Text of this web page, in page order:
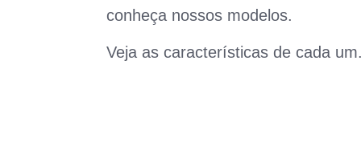
conheça nossos modelos.
Veja as características de cada